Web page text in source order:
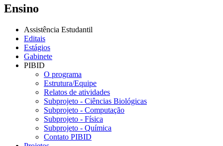
Ensino
Assistência Estudantil
Editais
Estágios
Gabinete
PIBID
O programa
Estrutura/Equipe
Relatos de atividades
Subprojeto - Ciências Biológicas
Subprojeto - Computação
Subprojeto - Física
Subprojeto - Química
Contato PIBID